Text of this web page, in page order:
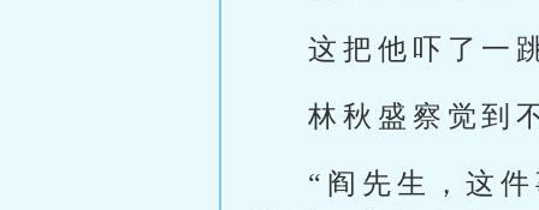
这把他吓了一
林秋盛察觉到
“阎先生，这